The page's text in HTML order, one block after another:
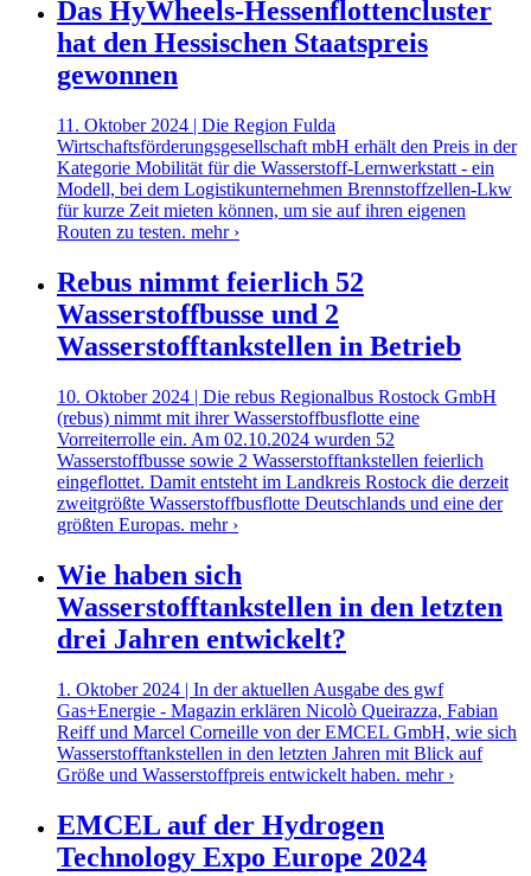
Das HyWheels-Hessenflottencluster
hat den Hessischen Staatspreis
gewonnen
11. Oktober 2024 | Die Region Fulda
Wirtschaftsförderungsgesellschaft mbH erhält den Preis in der
Kategorie Mobilität für die Wasserstoff-Lernwerkstatt - ein
Modell, bei dem Logistikunternehmen Brennstoffzellen-Lkw
für kurze Zeit mieten können, um sie auf ihren eigenen
Routen zu testen. mehr ›
Rebus nimmt feierlich 52
Wasserstoffbusse und 2
Wasserstofftankstellen in Betrieb
10. Oktober 2024 | Die rebus Regionalbus Rostock GmbH
(rebus) nimmt mit ihrer Wasserstoffbusflotte eine
Vorreiterrolle ein. Am 02.10.2024 wurden 52
Wasserstoffbusse sowie 2 Wasserstofftankstellen feierlich
eingeflottet. Damit entsteht im Landkreis Rostock die derzeit
zweitgrößte Wasserstoffbusflotte Deutschlands und eine der
größten Europas. mehr ›
Wie haben sich
Wasserstofftankstellen in den letzten
drei Jahren entwickelt?
1. Oktober 2024 | In der aktuellen Ausgabe des gwf
Gas+Energie - Magazin erklären Nicolò Queirazza, Fabian
Reiff und Marcel Corneille von der EMCEL GmbH, wie sich
Wasserstofftankstellen in den letzten Jahren mit Blick auf
Größe und Wasserstoffpreis entwickelt haben. mehr ›
EMCEL auf der Hydrogen
Technology Expo Europe 2024